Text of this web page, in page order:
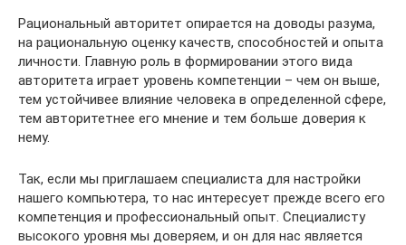
Рациональный авторитет опирается на доводы разума,
на рациональную оценку качеств, способностей и опыта
личности. Главную роль в формировании этого вида
авторитета играет уровень компетенции – чем он выше,
тем устойчивее влияние человека в определенной сфере,
тем авторитетнее его мнение и тем больше доверия к
нему.
Так, если мы приглашаем специалиста для настройки
нашего компьютера, то нас интересует прежде всего его
компетенция и профессиональный опыт. Специалисту
высокого уровня мы доверяем, и он для нас является